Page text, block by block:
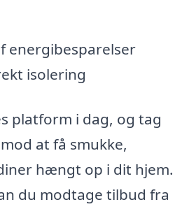
energibesparelser
isolering
platform i dag, og tag
at få smukke,
hængt op i dit hjem.
du modtage tilbud fra